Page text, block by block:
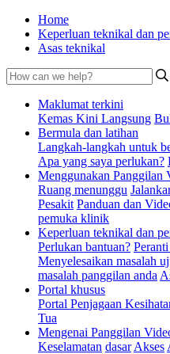
Home
Keperluan teknikal dan
Asas teknikal
Maklumat terkini
Kemas Kini Langsung
Bermula dan latihan
Langkah-langkah untuk
Apa yang saya perlukan?
Menggunakan Panggilan
Ruang menunggu
Pesakit Panduan dan
pemuka klinik
Keperluan teknikal dan
Perlukan bantuan?
Menyelesaikan masalah
masalah panggilan anda
Portal khusus
Portal Penjagaan
Tua
Mengenai Panggilan
Keselamatan dasar Akses